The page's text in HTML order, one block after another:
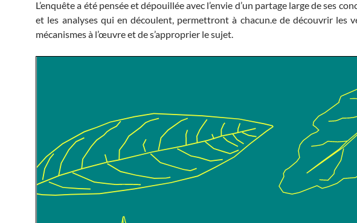
L’enquête a été pensée et dépouillée avec l’envie d’un partage large de ses
et les analyses qui en découlent, permettront à chacun.e de découvrir les
mécanismes à l’œuvre et de s’approprier le sujet.